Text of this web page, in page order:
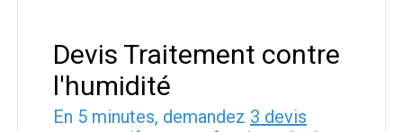
Devis Traitement contre
l'humidité
En 5 minutes, demandez 3 devis